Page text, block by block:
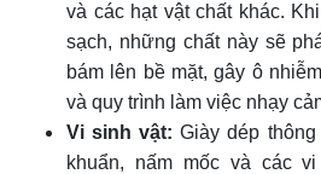
và các hạt vật chất khác.
sạch, những chất này sẽ
bám lên bề mặt, gây ô
và quy trình làm việc nhạy
Vi sinh vật: Giày dép
khuẩn, nấm mốc và các